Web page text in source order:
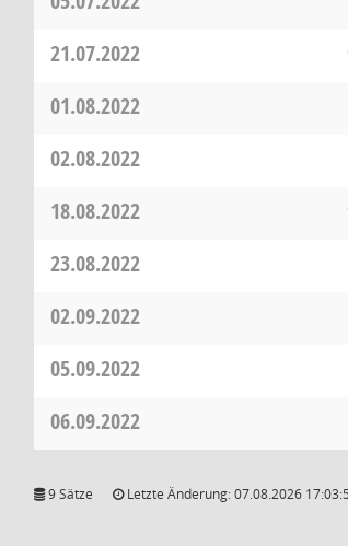
21.07.2022
01.08.2022
02.08.2022
18.08.2022
23.08.2022
02.09.2022
05.09.2022
06.09.2022
9 Sätze Letzte Änderung: 07.08.2026